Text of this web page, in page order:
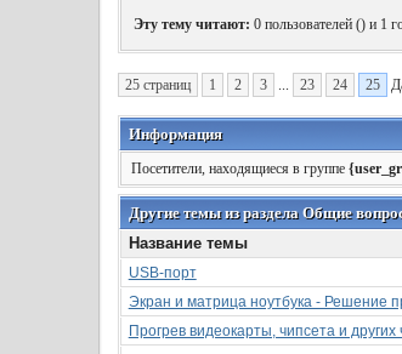
Эту тему читают: 0 пользователей () и 1
25 страниц 1 2 3 ... 23 24 25
Информация
Посетители, находящиеся в группе
Другие темы из раздела Общие
Название темы
USB-порт
Экран и матрица ноутбука - Решение
Прогрев видеокарты, чипсета и других